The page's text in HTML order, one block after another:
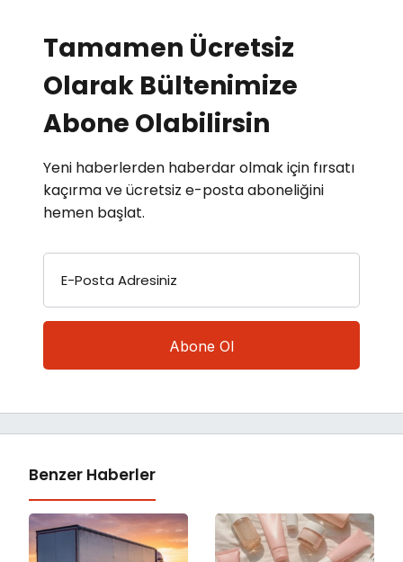
Tamamen Ücretsiz
Olarak Bültenimize
Abone Olabilirsin
Yeni haberlerden haberdar olmak için fırsatı
kaçırma ve ücretsiz e-posta aboneliğini
hemen başlat.
E-Posta Adresiniz
Benzer Haberler